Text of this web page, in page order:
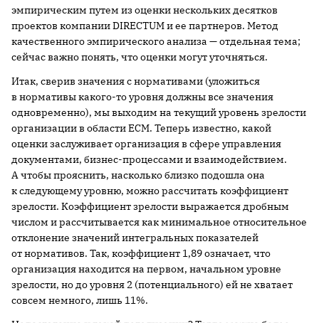
эмпирическим путем из оценки нескольких десятков
проектов компании DIRECTUM и ее партнеров. Метод
качественного эмпирического анализа — отдельная тема;
сейчас важно понять, что оценки могут уточняться.
Итак, сверив значения с нормативами (уложиться
в нормативы какого-то уровня должны все значения
одновременно), мы выходим на текущий уровень зрелости
организации в области ECM. Теперь известно, какой
оценки заслуживает организация в сфере управления
документами, бизнес-процессами и взаимодействием.
А чтобы прояснить, насколько близко подошла она
к следующему уровню, можно рассчитать коэффициент
зрелости. Коэффициент зрелости выражается дробным
числом и рассчитывается как минимальное относительное
отклонение значений интегральных показателей
от нормативов. Так, коэффициент 1,89 означает, что
организация находится на первом, начальном уровне
зрелости, но до уровня 2 (потенциального) ей не хватает
совсем немного, лишь 11%.